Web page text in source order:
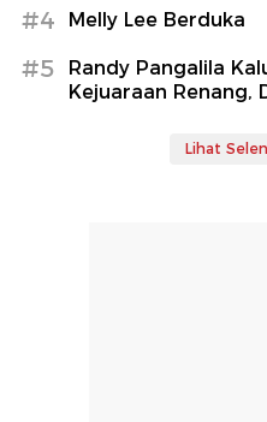
#4 Melly Lee Berduka
#5
Randy Pangalila
Kejuaraan
Lihat